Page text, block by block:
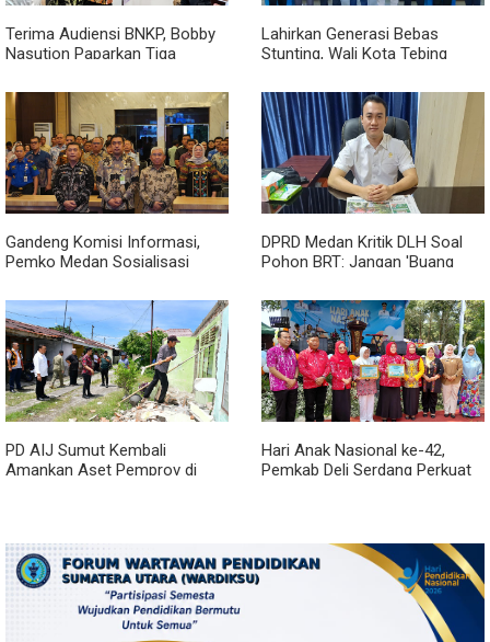
Terima Audiensi BNKP, Bobby
Nasution Paparkan Tiga
Kepulauan Nias
Lahirkan Generasi Bebas
Stunting, Wali Kota Tebing
SP3 Catin
Gandeng Komisi Informasi,
Pemko Medan Sosialisasi
DPRD Medan Kritik DLH Soal
Pohon BRT: Jangan 'Buang
PD AIJ Sumut Kembali
Amankan Aset Pemprov di
Hari Anak Nasional ke-42,
Pemkab Deli Serdang Perkuat